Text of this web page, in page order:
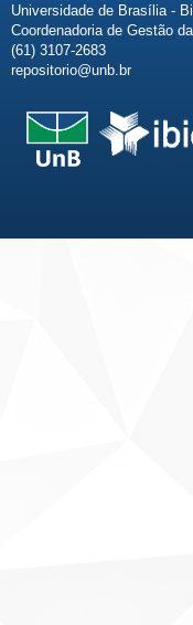
Universidade de Brasília -
Coordenadoria de Gestão
(61) 3107-2683
repositorio@unb.br